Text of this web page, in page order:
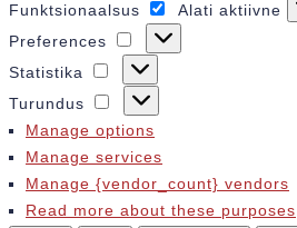
Funktsionaalsus
Alati aktiivne
Preferences
Preferences
Statistika
Statistika
Turundus
Turundus
Manage options
Manage services
Manage {vendor_count} vendors
Read more about these purposes